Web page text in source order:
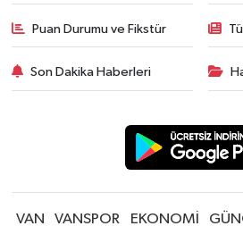
Puan Durumu ve Fikstür
Son Dakika Haberleri
VAN VANSPOR EKONOMİ